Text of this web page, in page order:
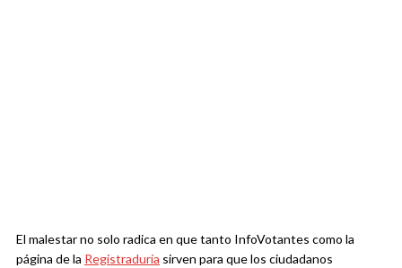
El malestar no solo radica en que tanto InfoVotantes como la
página de la Registraduría sirven para que los ciudadanos